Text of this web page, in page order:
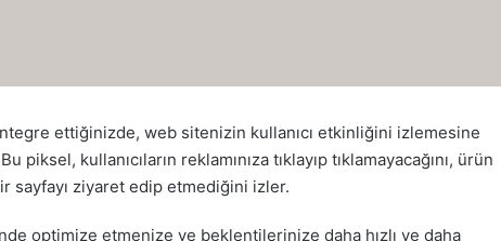
ettiğinizde, web sitenizin kullanıcı etkinliğini izlemesine
piksel, kullanıcıların reklamınıza tıklayıp tıklamayacağını, ürün
sayfayı ziyaret edip etmediğini izler.
optimize etmenize ve beklentilerinize daha hızlı ve daha